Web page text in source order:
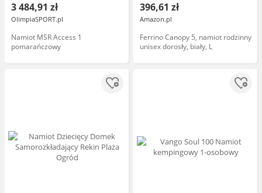
3 484,91 zł
OlimpiaSPORT.pl
Namiot MSR Access 1
pomarańczowy
396,61 zł
Amazon.pl
Ferrino Canopy 5, namiot rodzinny
unisex dorosły, biały, L